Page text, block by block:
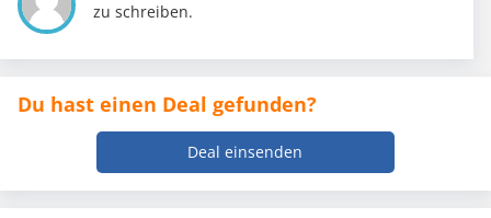
zu schreiben.
Du hast einen Deal gefunden?
Deal einsenden